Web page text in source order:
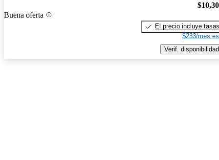
Buena oferta
El precio incluye tasas
$233/mes
Verif. disponibilidad